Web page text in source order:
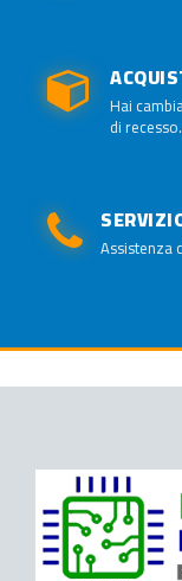
Hai
di recesso.
Assistenza